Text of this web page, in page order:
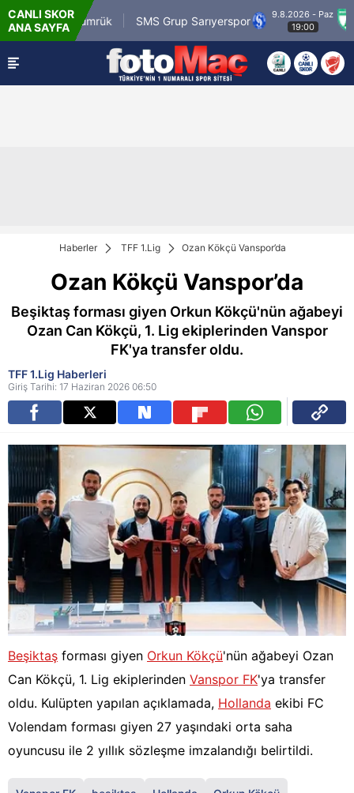
CANLI SKOR
ANA SAYFA
Karagümrük SMS Grup Sarıyerspor
9.8.2026 - Paz
Haberler TFF 1.Lig Ozan Kökçü Vanspor’da
Ozan Kökçü Vanspor’da
Beşiktaş forması giyen Orkun Kökçü'nün ağabeyi
Ozan Can Kökçü, 1. Lig ekiplerinden Vanspor
FK'ya transfer oldu.
TFF 1.Lig Haberleri
Giriş Tarihi: 17 Haziran 2026 06:50
Beşiktaş forması giyen Orkun Kökçü'nün ağabeyi Ozan
Can Kökçü, 1. Lig ekiplerinden Vanspor FK'ya transfer
oldu. Kulüpten yapılan açıklamada, Hollanda ekibi FC
Volendam forması giyen 27 yaşındaki orta saha
oyuncusu ile 2 yıllık sözleşme imzalandığı belirtildi.